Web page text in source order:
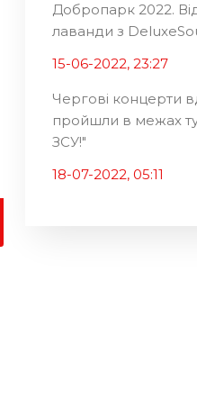
Добропарк 2022.
лаванди з
15-06-2022, 23:27
Чергові концерти
пройшли в межах
ЗСУ!"
18-07-2022, 05:11